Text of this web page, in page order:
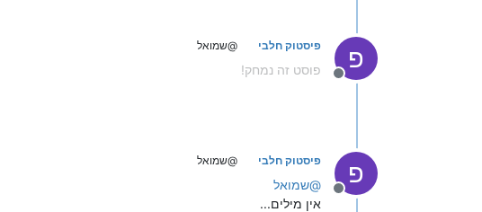
פ
מנותק
פיסטוק חלבי @שמואל
פוסט זה נמחק!
פ
מנותק
פיסטוק חלבי @שמואל
@שמואל
אין מילים...